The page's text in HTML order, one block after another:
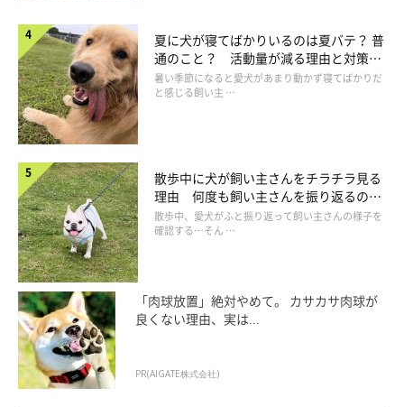
夏に犬が寝てばかりいるのは夏バテ？ 普
通のこと？ 活動量が減る理由と対策と
は
暑い季節になると愛犬があまり動かず寝てばかりだ
と感じる飼い主 …
散歩中に犬が飼い主さんをチラチラ見る
理由 何度も飼い主さんを振り返るのは
なぜ？
散歩中、愛犬がふと振り返って飼い主さんの様子を
確認する…そん …
「肉球放置」絶対やめて。 カサカサ肉球が
良くない理由、実は...
PR(AIGATE株式会社)